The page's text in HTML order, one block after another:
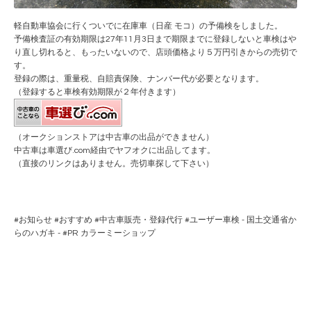
軽自動車協会に行くついでに在庫車（日産 モコ）の予備検をしました。
予備検査証の有効期限は27年11月3日まで期限までに登録しないと車検はや
り直し切れると、もったいないので、店頭価格より５万円引きからの売切で
す。
登録の際は、重量税、自賠責保険、ナンバー代が必要となります。
（登録すると車検有効期限が２年付きます）
（オークションストアは中古車の出品ができません）
中古車は車選び.com経由でヤフオクに出品してます。
（直接のリンクはありません。売切車探して下さい）
#お知らせ #おすすめ #中古車販売・登録代行 #ユーザー車検 - 国土交通省か
らのハガキ - #PR カラーミーショップ